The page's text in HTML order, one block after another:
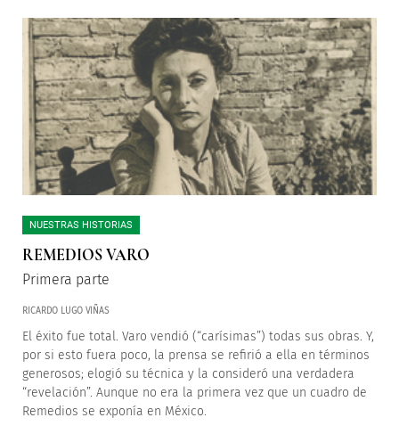
NUESTRAS HISTORIAS
REMEDIOS VARO
Primera parte
RICARDO LUGO VIÑAS
El éxito fue total. Varo vendió (“carísimas”) todas sus obras. Y,
por si esto fuera poco, la prensa se refirió a ella en términos
generosos; elogió su técnica y la consideró una verdadera
“revelación”. Aunque no era la primera vez que un cuadro de
Remedios se exponía en México.